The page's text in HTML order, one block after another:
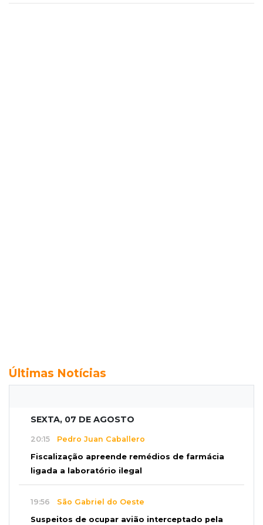
Últimas Notícias
SEXTA, 07 DE AGOSTO
20:15 Pedro Juan Caballero
Fiscalização apreende remédios de farmácia
ligada a laboratório ilegal
19:56 São Gabriel do Oeste
Suspeitos de ocupar avião interceptado pela